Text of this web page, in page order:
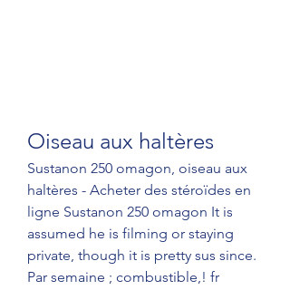
Oiseau aux haltères
Sustanon 250 omagon, oiseau aux
haltères - Acheter des stéroïdes en
ligne Sustanon 250 omagon It is
assumed he is filming or staying
private, though it is pretty sus since.
Par semaine ; combustible,! fr